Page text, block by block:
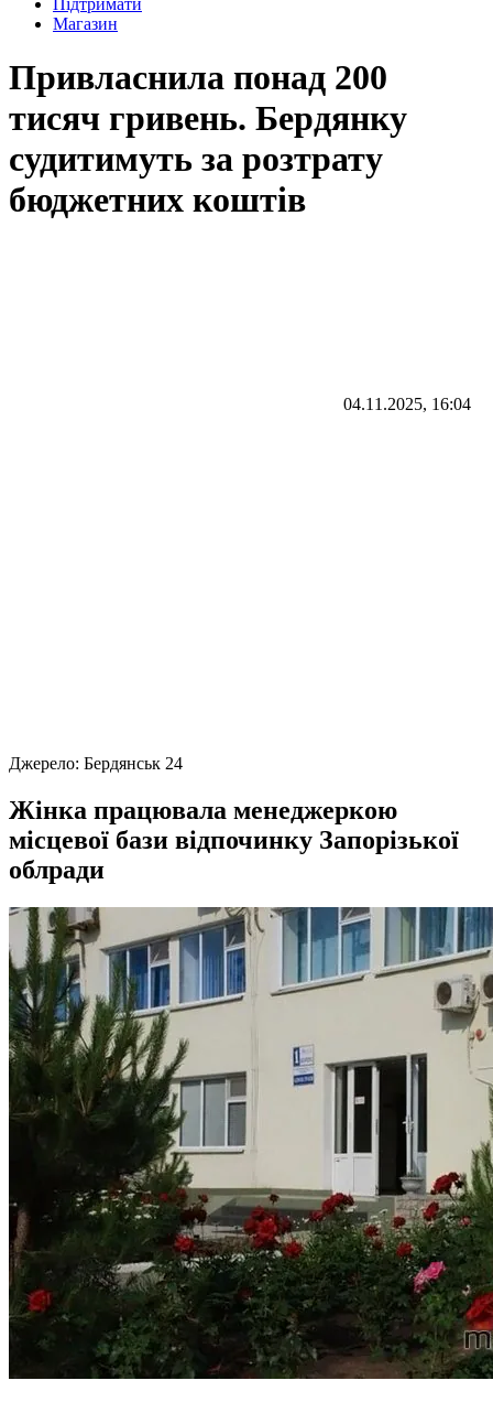
Підтримати
Магазин
Привласнила понад 200
тисяч гривень. Бердянку
судитимуть за розтрату
бюджетних коштів
04.11.2025, 16:04
Джерело: Бердянськ 24
Жінка працювала менеджеркою
місцевої бази відпочинку Запорізької
облради